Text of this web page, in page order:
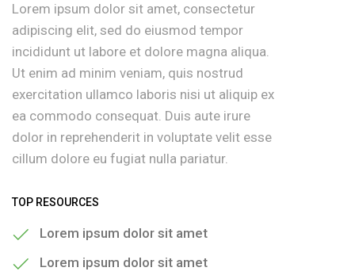
Lorem ipsum dolor sit amet, consectetur
adipiscing elit, sed do eiusmod tempor
incididunt ut labore et dolore magna aliqua.
Ut enim ad minim veniam, quis nostrud
exercitation ullamco laboris nisi ut aliquip ex
ea commodo consequat. Duis aute irure
dolor in reprehenderit in voluptate velit esse
cillum dolore eu fugiat nulla pariatur.
TOP RESOURCES
Lorem ipsum dolor sit amet
Lorem ipsum dolor sit amet